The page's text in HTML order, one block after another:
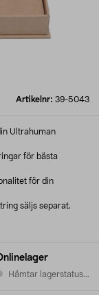
Artikelnr: 39-5043
Hämtar lagerstatus...
Ultrahuman
för bästa
för din
säljs separat.